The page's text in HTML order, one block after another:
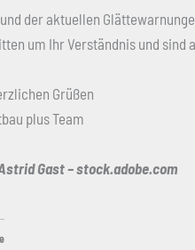
der aktuellen
um Ihr Verständnis und sind
Grüßen
plus Team
Gast – stock.adobe.com